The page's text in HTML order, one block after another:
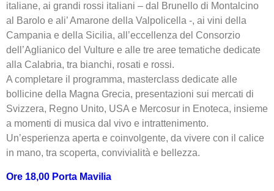
italiane, ai grandi rossi italiani – dal Brunello di Montalcino
al Barolo e ali’ Amarone della Valpolicella -, ai vini della
Campania e della Sicilia, all’eccellenza del Consorzio
dell’Aglianico del Vulture e alle tre aree tematiche dedicate
alla Calabria, tra bianchi, rosati e rossi.
A completare il programma, masterclass dedicate alle
bollicine della Magna Grecia, presentazioni sui mercati di
Svizzera, Regno Unito, USA e Mercosur in Enoteca, insieme
a momenti di musica dal vivo e intrattenimento.
Un’esperienza aperta e coinvolgente, da vivere con il calice
in mano, tra scoperta, convivialità e bellezza.
Ore 18,00 Porta Mavilia